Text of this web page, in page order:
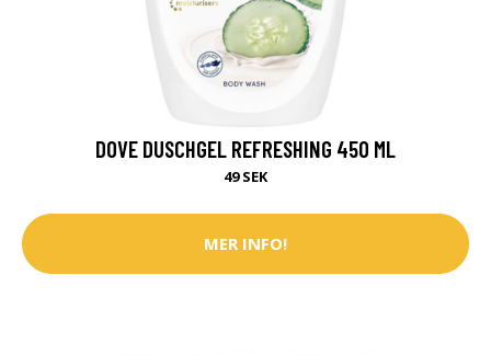
DOVE DUSCHGEL REFRESHING 450 ML
49 SEK
MER INFO!